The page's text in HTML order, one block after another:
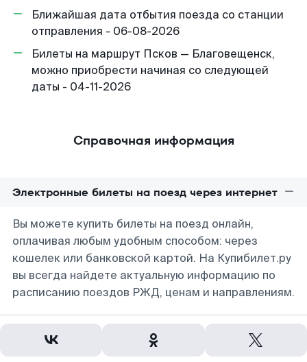
Ближайшая дата отбытия поезда со станции
отправления - 06-08-2026
Билеты на маршрут Псков — Благовещенск,
можно приобрести начиная со следующей
даты - 04-11-2026
Справочная информация
Электронные билеты на поезд через интернет
Вы можете купить билеты на поезд онлайн,
оплачивая любым удобным способом: через
кошелек или банковской картой. На Купибилет.ру
вы всегда найдете актуальную информацию по
расписанию поездов РЖД, ценам и направлениям.